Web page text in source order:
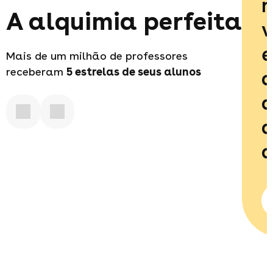
A alquimia perfeita
Mais de um milhão de professores
receberam 5 estrelas de seus alunos